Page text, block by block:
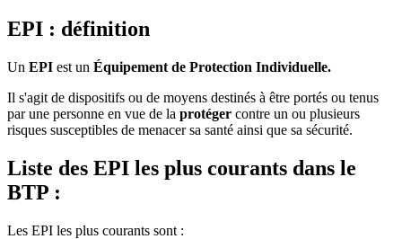
EPI : définition
Un EPI est un Équipement de Protection Individuelle.
Il s'agit de dispositifs ou de moyens destinés à être portés ou tenus
par une personne en vue de la protéger contre un ou plusieurs
risques susceptibles de menacer sa santé ainsi que sa sécurité.
Liste des EPI les plus courants dans le
BTP :
Les EPI les plus courants sont :